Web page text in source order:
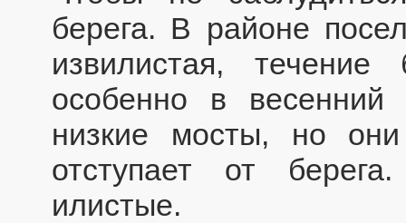
берега. В районе
извилистая,
особенно в
низкие мосты, но
отступает от
илистые.